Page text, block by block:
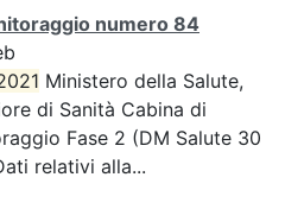
numero 84
Ministero della Salute,
di Sanità Cabina di
Fase 2 (DM Salute 30
relativi alla...